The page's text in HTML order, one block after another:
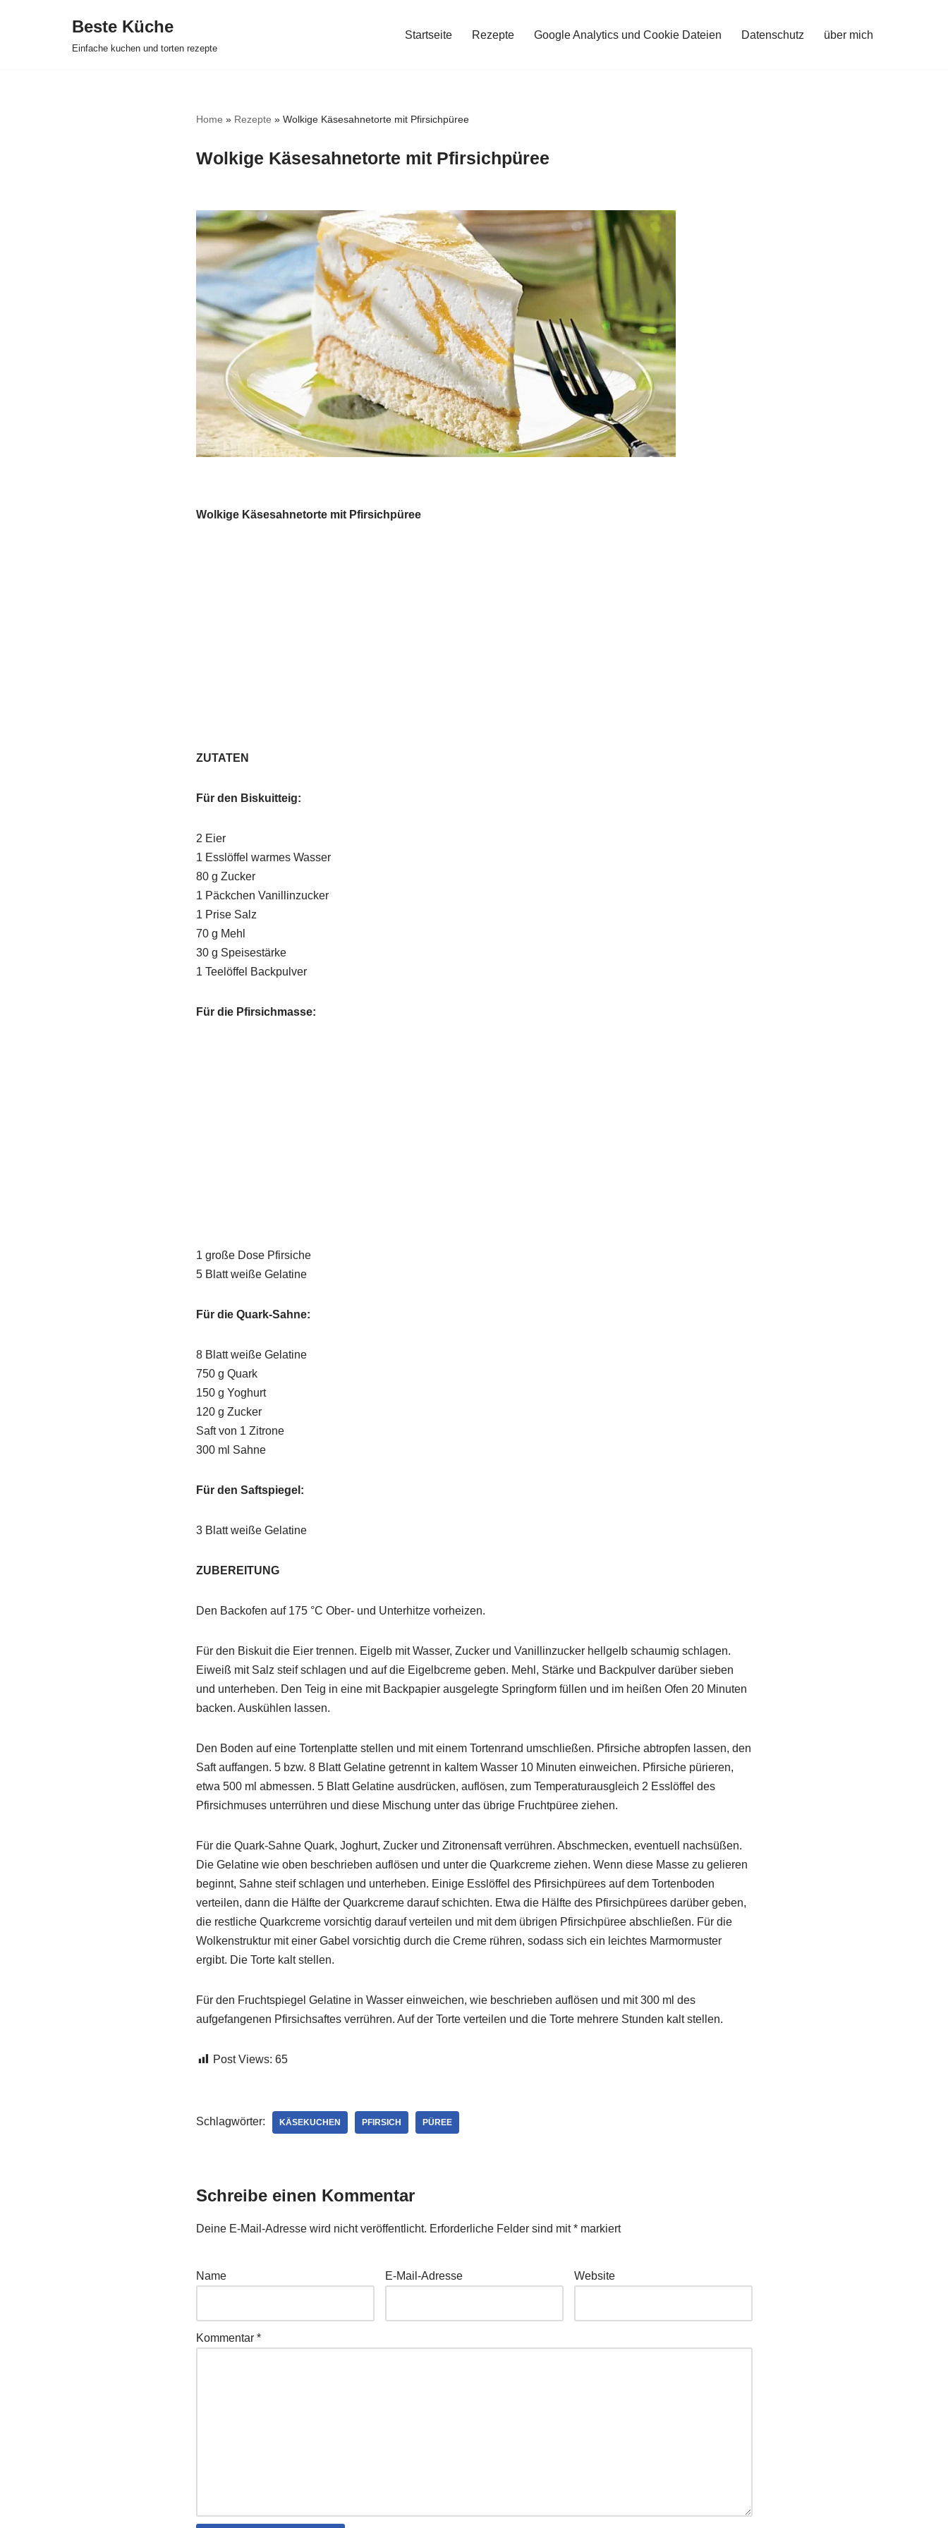
Beste Küche
Einfache kuchen und torten rezepte
Startseite Rezepte Google Analytics und Cookie Dateien Datenschutz über mich
Home » Rezepte » Wolkige Käsesahnetorte mit Pfirsichpüree
Wolkige Käsesahnetorte mit Pfirsichpüree
Wolkige Käsesahnetorte mit Pfirsichpüree
ZUTATEN
Für den Biskuitteig:
2 Eier
1 Esslöffel warmes Wasser
80 g Zucker
1 Päckchen Vanillinzucker
1 Prise Salz
70 g Mehl
30 g Speisestärke
1 Teelöffel Backpulver
Für die Pfirsichmasse:
1 große Dose Pfirsiche
5 Blatt weiße Gelatine
Für die Quark-Sahne:
8 Blatt weiße Gelatine
750 g Quark
150 g Yoghurt
120 g Zucker
Saft von 1 Zitrone
300 ml Sahne
Für den Saftspiegel:
3 Blatt weiße Gelatine
ZUBEREITUNG
Den Backofen auf 175 °C Ober- und Unterhitze vorheizen.
Für den Biskuit die Eier trennen. Eigelb mit Wasser, Zucker und Vanillinzucker hellgelb schaumig schlagen.
Eiweiß mit Salz steif schlagen und auf die Eigelbcreme geben. Mehl, Stärke und Backpulver darüber sieben
und unterheben. Den Teig in eine mit Backpapier ausgelegte Springform füllen und im heißen Ofen 20 Minuten
backen. Auskühlen lassen.
Den Boden auf eine Tortenplatte stellen und mit einem Tortenrand umschließen. Pfirsiche abtropfen lassen, den
Saft auffangen. 5 bzw. 8 Blatt Gelatine getrennt in kaltem Wasser 10 Minuten einweichen. Pfirsiche pürieren,
etwa 500 ml abmessen. 5 Blatt Gelatine ausdrücken, auflösen, zum Temperaturausgleich 2 Esslöffel des
Pfirsichmuses unterrühren und diese Mischung unter das übrige Fruchtpüree ziehen.
Für die Quark-Sahne Quark, Joghurt, Zucker und Zitronensaft verrühren. Abschmecken, eventuell nachsüßen.
Die Gelatine wie oben beschrieben auflösen und unter die Quarkcreme ziehen. Wenn diese Masse zu gelieren
beginnt, Sahne steif schlagen und unterheben. Einige Esslöffel des Pfirsichpürees auf dem Tortenboden
verteilen, dann die Hälfte der Quarkcreme darauf schichten. Etwa die Hälfte des Pfirsichpürees darüber geben,
die restliche Quarkcreme vorsichtig darauf verteilen und mit dem übrigen Pfirsichpüree abschließen. Für die
Wolkenstruktur mit einer Gabel vorsichtig durch die Creme rühren, sodass sich ein leichtes Marmormuster
ergibt. Die Torte kalt stellen.
Für den Fruchtspiegel Gelatine in Wasser einweichen, wie beschrieben auflösen und mit 300 ml des
aufgefangenen Pfirsichsaftes verrühren. Auf der Torte verteilen und die Torte mehrere Stunden kalt stellen.
Post Views: 65
Schlagwörter: KÄSEKUCHEN PFIRSICH PÜREE
Schreibe einen Kommentar
Deine E-Mail-Adresse wird nicht veröffentlicht. Erforderliche Felder sind mit*markiert
Name E-Mail-Adresse Website
Kommentar *